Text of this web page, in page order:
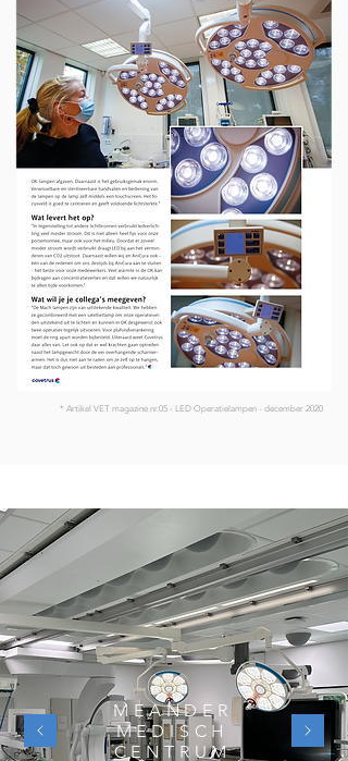
* Artikel VET magazine nr.05 - LED Operatielampen - december 2020
MEANDER
MEDISCH
CENTRUM